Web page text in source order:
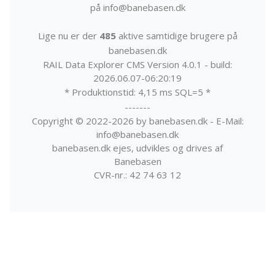
på info@banebasen.dk
Lige nu er der 485aktive samtidige brugere på
banebasen.dk
RAIL Data Explorer CMS Version 4.0.1 - build:
2026.06.07-06:20:19
* Produktionstid: 4,15 ms SQL=5 *
-------
Copyright © 2022-2026 by banebasen.dk - E-Mail:
info@banebasen.dk
banebasen.dk ejes, udvikles og drives af
Banebasen
CVR-nr.: 42 74 63 12